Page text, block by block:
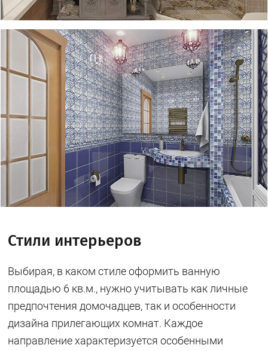
Стили интерьеров
Выбирая, в каком стиле оформить ванную
площадью 6 кв.м., нужно учитывать как личные
предпочтения домочадцев, так и особенности
дизайна прилегающих комнат. Каждое
направление характеризуется особенными